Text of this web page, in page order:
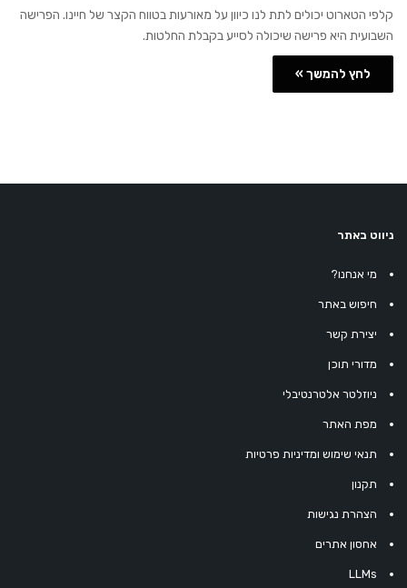
קלפי הטארוט יכולים לתת לנו כיוון על מאורעות בטווח הקצר של חיינו. הפרישה
השבועית היא פרישה שיכולה לסייע בקבלת החלטות.
לחץ להמשך »
ניווט באתר
מי אנחנו?
חיפוש באתר
יצירת קשר
מדורי תוכן
ניוזלטר אלטרנטיבלי
מפת האתר
תנאי שימוש ומדיניות פרטיות
תקנון
הצהרת נגישות
אחסון אתרים
LLMs